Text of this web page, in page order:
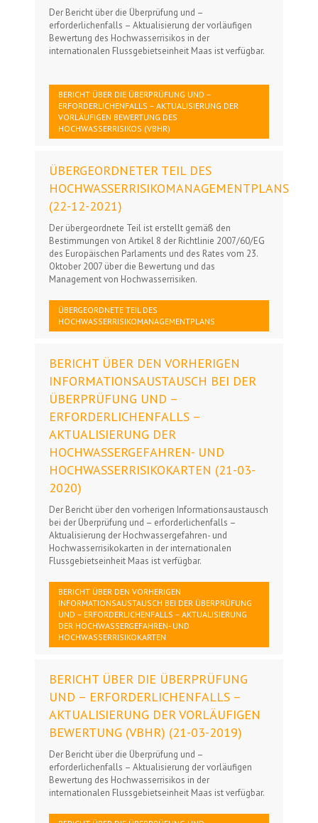
Der Bericht über die Überprüfung und –
erforderlichenfalls – Aktualisierung der vorläufigen
Bewertung des Hochwasserrisikos in der
internationalen Flussgebietseinheit Maas ist verfügbar.
BERICHT ÜBER DIE ÜBERPRÜFUNG UND –
ERFORDERLICHENFALLS – AKTUALISIERUNG DER
VORLÄUFIGEN BEWERTUNG DES
HOCHWASSERRISIKOS (VBHR)
ÜBERGEORDNETER TEIL DES
HOCHWASSERRISIKOMANAGEMENTPLANS
(22-12-2021)
Der übergeordnete Teil ist erstellt gemäß den
Bestimmungen von Artikel 8 der Richtlinie 2007/60/EG
des Europäischen Parlaments und des Rates vom 23.
Oktober 2007 über die Bewertung und das
Management von Hochwasserrisiken.
ÜBERGEORDNETE TEIL DES
HOCHWASSERRISIKOMANAGEMENTPLANS
BERICHT ÜBER DEN VORHERIGEN
INFORMATIONSAUSTAUSCH BEI DER
ÜBERPRÜFUNG UND –
ERFORDERLICHENFALLS –
AKTUALISIERUNG DER
HOCHWASSERGEFAHREN- UND
HOCHWASSERRISIKOKARTEN (21-03-
2020)
Der Bericht über den vorherigen Informationsaustausch
bei der Überprüfung und – erforderlichenfalls –
Aktualisierung der Hochwassergefahren- und
Hochwasserrisikokarten in der internationalen
Flussgebietseinheit Maas ist verfügbar.
BERICHT ÜBER DEN VORHERIGEN
INFORMATIONSAUSTAUSCH BEI DER ÜBERPRÜFUNG
UND – ERFORDERLICHENFALLS – AKTUALISIERUNG
DER HOCHWASSERGEFAHREN- UND
HOCHWASSERRISIKOKARTEN
BERICHT ÜBER DIE ÜBERPRÜFUNG
UND – ERFORDERLICHENFALLS –
AKTUALISIERUNG DER VORLÄUFIGEN
BEWERTUNG (VBHR) (21-03-2019)
Der Bericht über die Überprüfung und –
erforderlichenfalls – Aktualisierung der vorläufigen
Bewertung des Hochwasserrisikos in der
internationalen Flussgebietseinheit Maas ist verfügbar.